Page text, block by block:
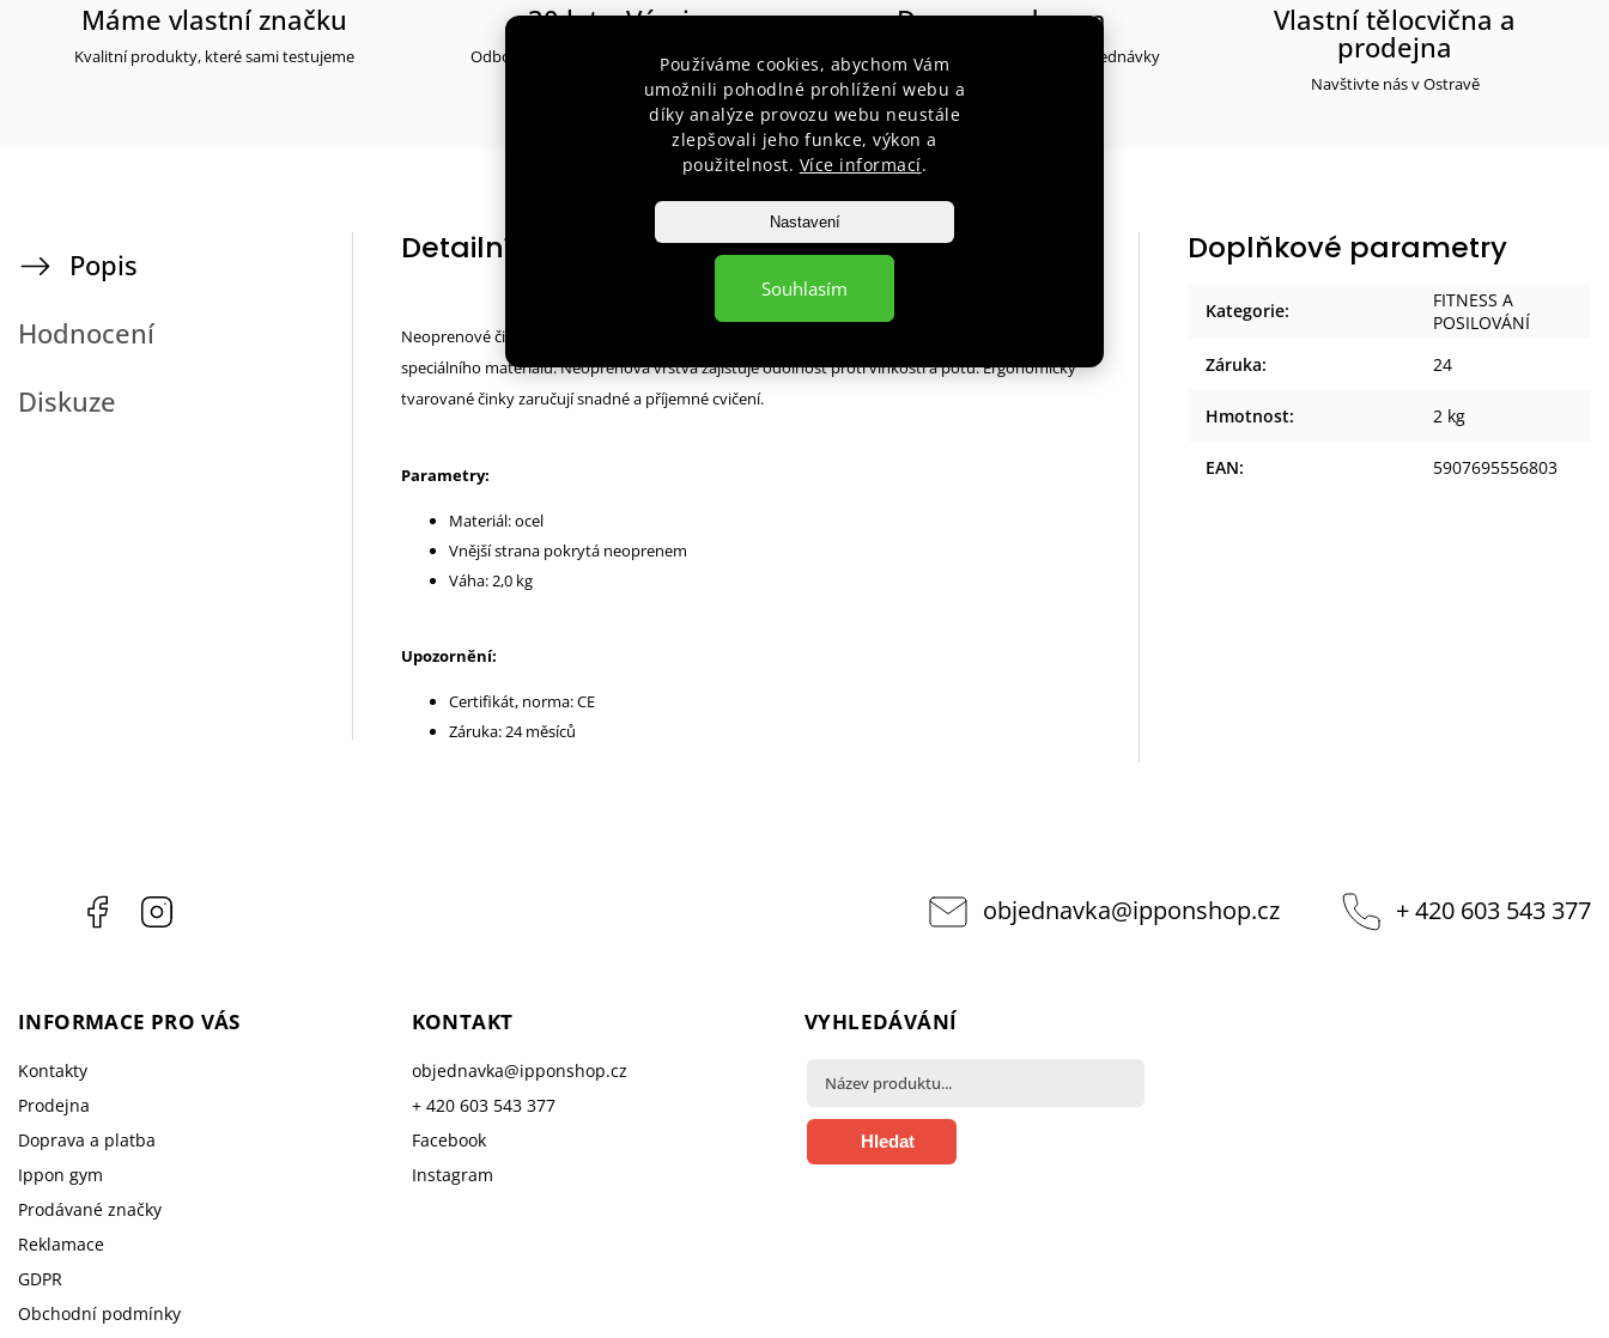
Používáme cookies, abychom Vám
umožnili pohodlné prohlížení webu a
díky analýze provozu webu neustále
zlepšovali jeho funkce, výkon a
použitelnost. Více informací.
Nastavení
Souhlasím
Máme vlastní značku
Kvalitní produkty, které sami testujeme
30 let s Vámi
Odborné poradenství pro začátečníky i
Doprava zdarma
při nákupu nad 1 900 Kč do váhy objednávky
Vlastní tělocvična a
prodejna
Navštivte nás v Ostravě
Popis
Hodnocení
Diskuze
Detailní popis produktu
Neoprenové činky HMS v několika velikostech a hmotnostních variantách jsou vyrobeny ze
speciálního materiálu. Neoprenová vrstva zajišťuje odolnost proti vlhkosti a potu. Ergonomicky
tvarované činky zaručují snadné a příjemné cvičení.
Parametry:
Materiál: ocel
Vnější strana pokrytá neoprenem
Váha: 2,0 kg
Upozornění:
Certifikát, norma: CE
Záruka: 24 měsíců
Doplňkové parametry
Kategorie:
FITNESS A
POSILOVÁNÍ
Záruka: 24
Hmotnost: 2 kg
EAN: 5907695556803
Facebook objednavka@ipponshop.cz + 420 603 543 377
INFORMACE PRO VÁS
Kontakty
Prodejna
Doprava a platba
Ippon gym
Prodávané značky
Reklamace
GDPR
Obchodní podmínky
KONTAKT
objednavka@ipponshop.cz
+ 420 603 543 377
Facebook
Instagram
VYHLEDÁVÁNÍ
Hledat